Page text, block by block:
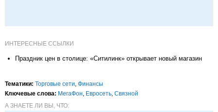
ИНТЕРЕСНЫЕ ССЫЛКИ
Праздник цен в столице: «Ситилинк» открывает новый магазин
Тематики: Торговые сети Финансы
Ключевые слова: МегаФон Евросеть Связной
А ЗНАЕТЕ ЛИ ВЫ, ЧТО: